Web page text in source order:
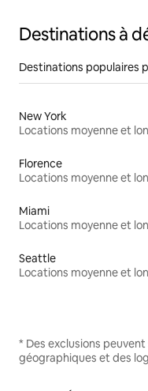
Destinations à
Destinations populaires
New York
Florence
Miami
Seattle
* Des exclusions
géographiques et des